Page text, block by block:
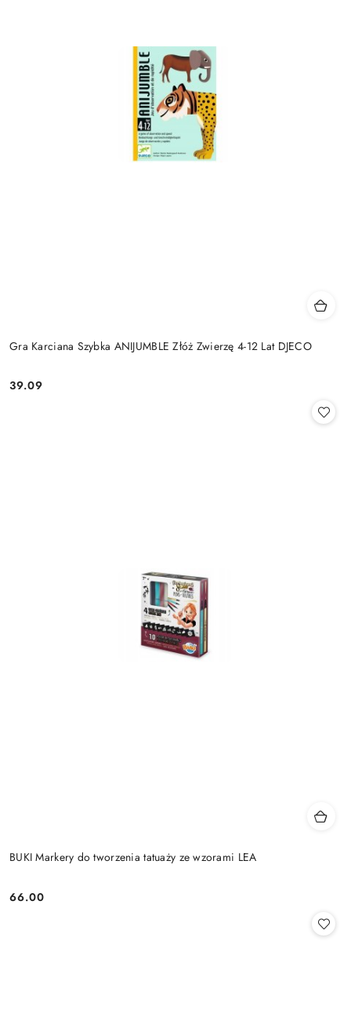
Gra Karciana Szybka ANIJUMBLE Złóż Zwierzę 4-12 Lat DJECO
Cena:
39.09
BUKI Markery do tworzenia tatuaży ze wzorami LEA
Cena:
66.00